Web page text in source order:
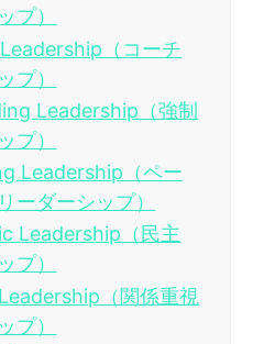
プ）
（コーチ
プ）
Leadership（強制
プ）
Leadership（ペー
ーダーシップ）
（民主
プ）
（関係重視
プ）